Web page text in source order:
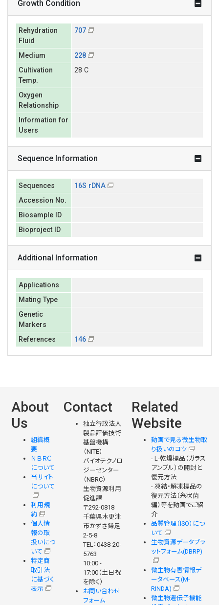
Growth Condition
Rehydration
Fluid
707
Medium
228
Cultivation
Temp.
28 C
Oxygen
Relationship
Information for
Users
Sequence Information
Sequences
16S rDNA
Accession No.
Biosample ID
Bioproject ID
Additional Information
Applications
Mating Type
Genetic
Markers
References
146
About
Us
組織概
要
ＮＢＲＣ
について
当サイト
について
利用規
約
個人情
報の取
扱いにつ
いて
特定商
取引法
に基づく
表示
Contact
独立行政法人
製品評価技術
基盤機構
（NITE）
バイオテクノロ
ジーセンター
（NBRC）
生物資源利用
促進課
〒292-0818
千葉県木更津
市かずさ鎌足
2-5-8
TEL：0438-20-
5763
10:00 -
17:00（土日祝
を除く）
お問い合わせ
フォーム
Related
Website
動画で見る微生物取
り扱いのコツ
- L-乾燥標品（ガラス
アンプル）の開封と
復元方法
- 凍結・解凍標品の
復元方法（糸状菌
編）等を動画でご紹
介
品質管理（ISO）につ
いて
生物資源データプラ
ットフォーム(DBRP)
微生物有害情報デ
ータベース(M-
RINDA)
微生物遺伝子機能